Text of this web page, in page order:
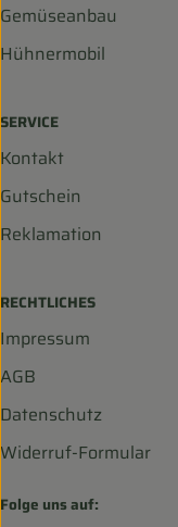
Gemüseanbau
Hühnermobil
SERVICE
Kontakt
Gutschein
Reklamation
RECHTLICHES
Impressum
AGB
Datenschutz
Widerruf-Formular
Folge uns auf: